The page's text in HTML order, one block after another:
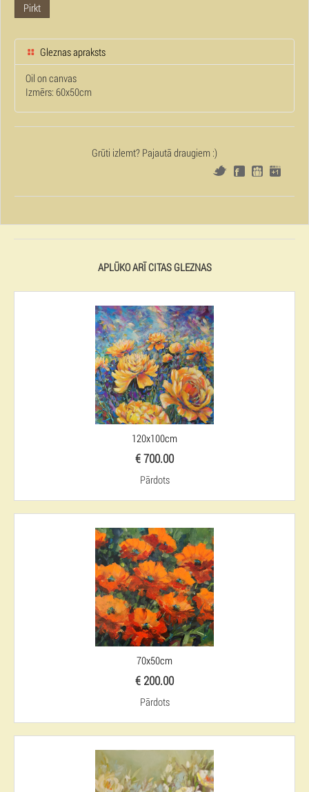
Pirkt
Gleznas apraksts
Oil on canvas
Izmērs: 60x50cm
Grūti izlemt? Pajautā draugiem :)
APLŪKO ARĪ CITAS GLEZNAS
120x100cm
€ 700.00
Pārdots
70x50cm
€ 200.00
Pārdots